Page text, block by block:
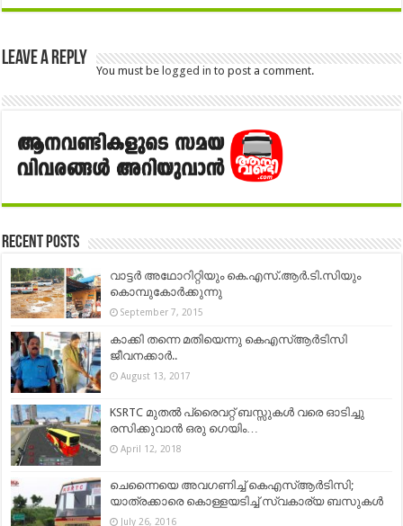
Leave a Reply
You must be logged in to post a comment.
Recent Posts
വാട്ടര്‍ അഥോറിറ്റിയും കെ.എസ്‌.ആര്‍.ടി.സിയും
കൊമ്പുകോര്‍ക്കുന്നു
September 7, 2015
കാക്കി തന്നെ മതിയെന്നു കെഎസ്ആർടിസി
ജീവനക്കാർ..
August 13, 2017
KSRTC മുതല്‍ പ്രൈവറ്റ് ബസ്സുകള്‍ വരെ ഓടിച്ചു
രസിക്കുവാൻ ഒരു ഗെയിം…
April 12, 2018
ചെന്നൈയെ അവഗണിച്ച് കെഎസ്ആര്‍ടിസി;
യാത്രക്കാരെ കൊള്ളയടിച്ച് സ്വകാര്യ ബസുകള്‍
July 26, 2016